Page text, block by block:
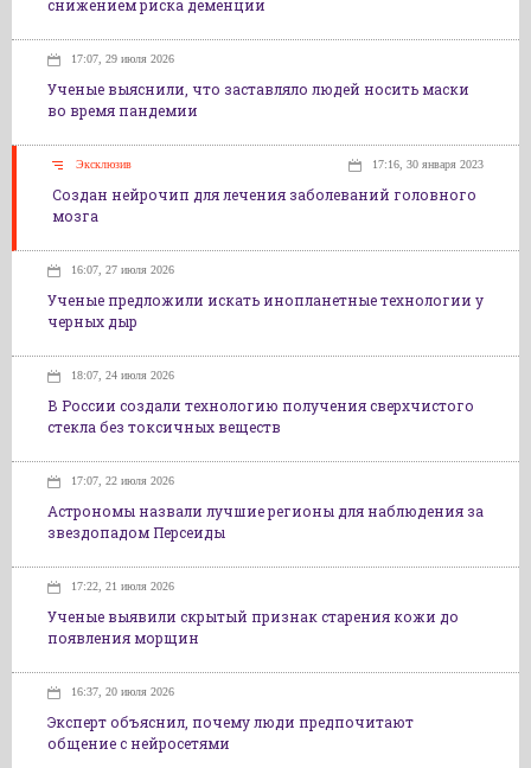
снижением риска деменции
17:07, 29 июля 2026
Ученые выяснили, что заставляло людей носить маски
во время пандемии
Эксклюзив 17:16, 30 января 2023
Создан нейрочип для лечения заболеваний головного
мозга
16:07, 27 июля 2026
Ученые предложили искать инопланетные технологии у
черных дыр
18:07, 24 июля 2026
В России создали технологию получения сверхчистого
стекла без токсичных веществ
17:07, 22 июля 2026
Астрономы назвали лучшие регионы для наблюдения за
звездопадом Персеиды
17:22, 21 июля 2026
Ученые выявили скрытый признак старения кожи до
появления морщин
16:37, 20 июля 2026
Эксперт объяснил, почему люди предпочитают
общение с нейросетями